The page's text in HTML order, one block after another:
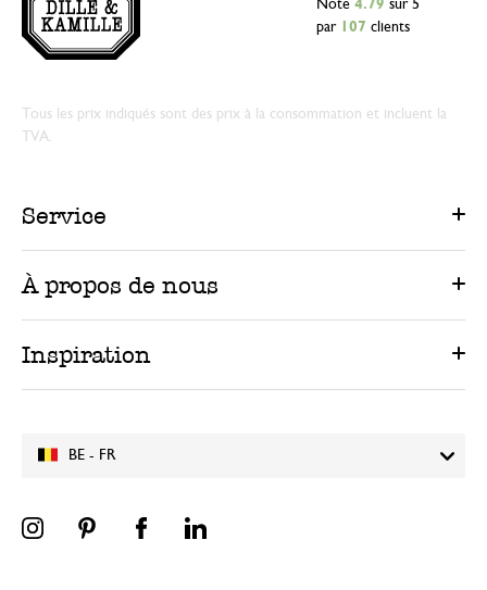
BE - FR
Note 4.79 sur 5
par
107 clients
Tous les prix indiqués sont des prix à la consommation et incluent la
TVA.
Service
À propos de nous
Inspiration